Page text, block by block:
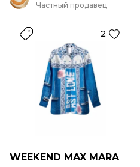
Частный продавец
2
WEEKEND MAX MARA